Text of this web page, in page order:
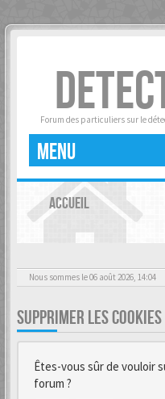
Forum des particuliers sur le
MENU
ACCUEIL
Nous sommes le 06 août 2026, 14:04
SUPPRIMER LES COOKIES
Êtes-vous sûr de vouloir
forum ?